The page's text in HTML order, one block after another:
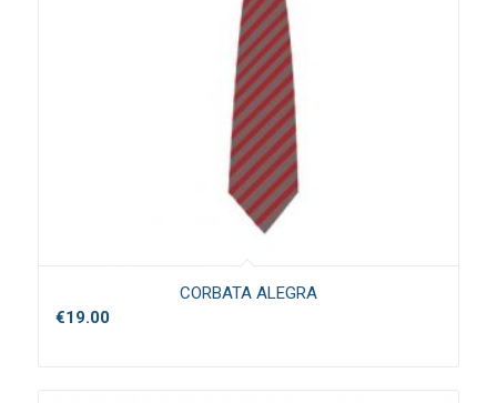
CORBATA ALEGRA
€19.00